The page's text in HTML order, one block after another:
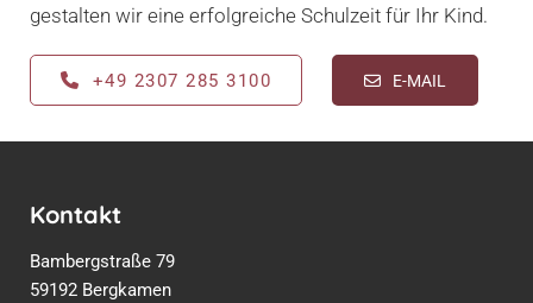
gestalten wir eine erfolgreiche Schulzeit für Ihr Kind.
+49 2307 285 3100 E-MAIL
Kontakt
Bambergstraße 79
59192 Bergkamen